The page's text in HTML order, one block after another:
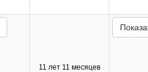
11 лет 11 месяцев